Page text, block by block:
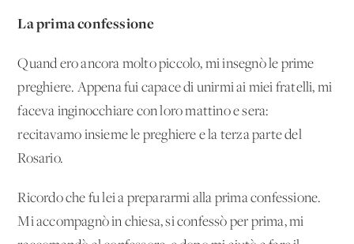
La prima confessione
Quand'ero ancora molto piccolo, mi insegnò le prime
preghiere. Appena fui capace di unirmi ai miei fratelli, mi
faceva inginocchiare con loro mattino e sera:
recitavamo insieme le preghiere e la terza parte del
Rosario.
Ricordo che fu lei a prepararmi alla prima confessione.
Mi accompagnò in chiesa, si confessò per prima, mi